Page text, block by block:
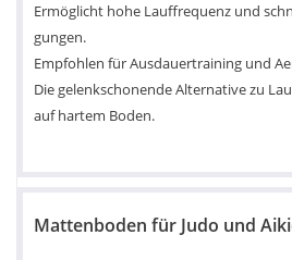
Ermöglicht hohe Lauffrequenz und
gungen.
Empfohlen für Ausdauertraining und
Die gelenkschonende Alternative zu
auf hartem Boden.
Mattenboden für Judo und